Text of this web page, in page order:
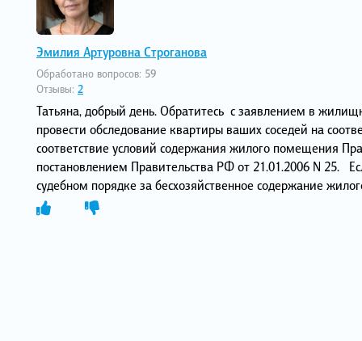
Эмилия Артуровна Строганова
Обработано вопросов: 59
Отзывы: 2
Татьяна, добрый день. Обратитесь с заявлением в
провести обследование квартиры ваших соседей на
соответствие условий содержания жилого помещения
постановлением Правительства РФ от 21.01.2006 N 25.
судебном порядке за бесхозяйственное содержание